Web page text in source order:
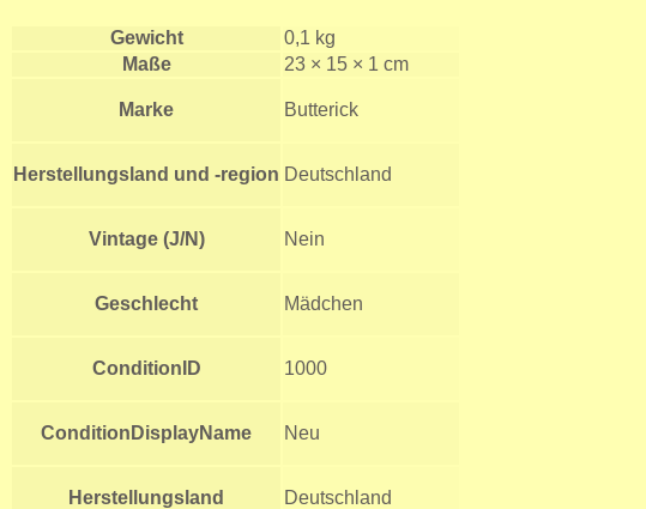
Gewicht
0,1 kg
Maße
23 × 15 × 1 cm
Marke Butterick
Herstellungsland und -region Deutschland
Vintage (J/N) Nein
Geschlecht Mädchen
ConditionID 1000
ConditionDisplayName Neu
Herstellungsland Deutschland